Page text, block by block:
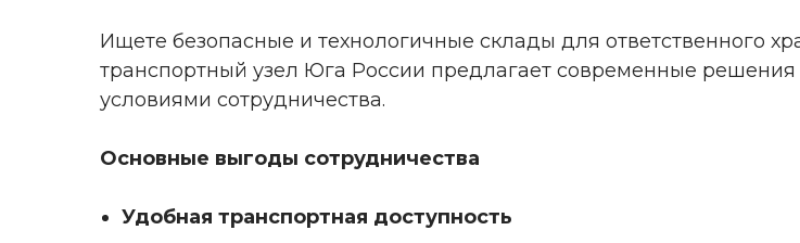
Ищете безопасные и технологичные склады для ответственного
транспортный узел Юга России предлагает современные решения
условиями сотрудничества.
Основные выгоды сотрудничества
Удобная транспортная доступность